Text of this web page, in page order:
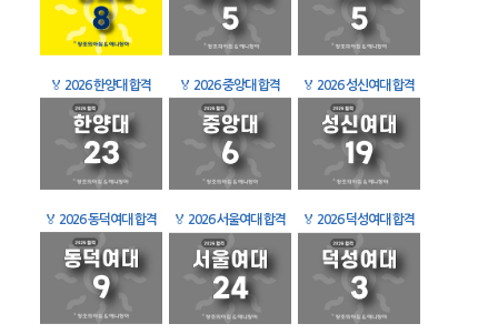
🏅 2026 한양대 합격 🏅 2026 중앙대 합격 🏅 2026 성신여대 합격
🏅 2026 동덕여대 합격 🏅 2026 서울여대 합격 🏅 2026 덕성여대 합격